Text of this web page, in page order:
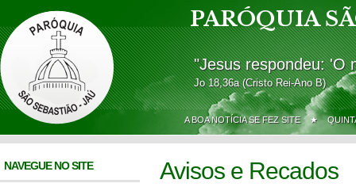
PARÓQUIA
"Jesus respondeu: 'O
Jo 18,36a (Cristo Rei-Ano B)
A BOA NOTÍCIA SE FEZ SITE ★
NAVEGUE NO SITE Avisos e Recados